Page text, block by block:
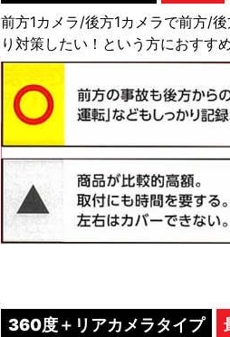
前方1カメラ/後方1カメラで前方/
り対策したい！という方におすすめ
360度＋リアカメラタイプ